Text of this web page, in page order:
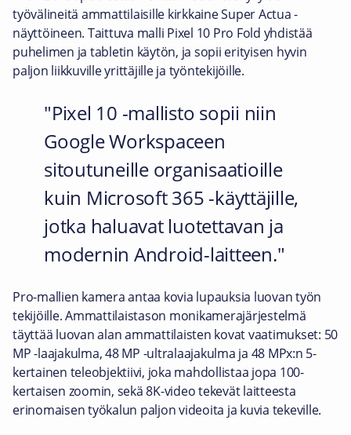
työvälineitä ammattilaisille kirkkaine Super Actua -
näyttöineen. Taittuva malli Pixel 10 Pro Fold yhdistää
puhelimen ja tabletin käytön, ja sopii erityisen hyvin
paljon liikkuville yrittäjille ja työntekijöille.
Pixel 10 -mallisto sopii niin
Google Workspaceen
sitoutuneille organisaatioille
kuin Microsoft 365 -käyttäjille,
jotka haluavat luotettavan ja
modernin Android-laitteen.
Pro-mallien kamera antaa kovia lupauksia luovan työn
tekijöille. Ammattilaistason monikamerajärjestelmä
täyttää luovan alan ammattilaisten kovat vaatimukset: 50
MP -laajakulma, 48 MP -ultralaajakulma ja 48 MPx:n 5-
kertainen teleobjektiivi, joka mahdollistaa jopa 100-
kertaisen zoomin, sekä 8K-video tekevät laitteesta
erinomaisen työkalun paljon videoita ja kuvia tekeville.